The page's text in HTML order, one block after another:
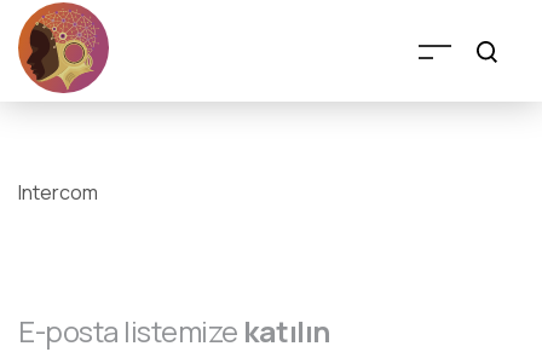
Intercom
E-posta listemize katılın